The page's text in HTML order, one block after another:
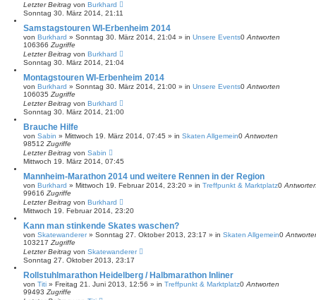
Letzter Beitrag von Burkhard
Sonntag 30. März 2014, 21:11
Samstagstouren WI-Erbenheim 2014
von Burkhard » Sonntag 30. März 2014, 21:04 » in Unsere Events0 Antworten
106366 Zugriffe
Letzter Beitrag von Burkhard
Sonntag 30. März 2014, 21:04
Montagstouren WI-Erbenheim 2014
von Burkhard » Sonntag 30. März 2014, 21:00 » in Unsere Events0 Antworten
106035 Zugriffe
Letzter Beitrag von Burkhard
Sonntag 30. März 2014, 21:00
Brauche Hilfe
von Sabin » Mittwoch 19. März 2014, 07:45 » in Skaten Allgemein0 Antworten
98512 Zugriffe
Letzter Beitrag von Sabin
Mittwoch 19. März 2014, 07:45
Mannheim-Marathon 2014 und weitere Rennen in der Region
von Burkhard » Mittwoch 19. Februar 2014, 23:20 » in Treffpunkt & Marktplatz0
99616 Zugriffe
Letzter Beitrag von Burkhard
Mittwoch 19. Februar 2014, 23:20
Kann man stinkende Skates waschen?
von Skatewanderer» Sonntag 27. Oktober 2013, 23:17 » in Skaten Allgemein0
103217 Zugriffe
Letzter Beitrag von Skatewanderer
Sonntag 27. Oktober 2013, 23:17
Rollstuhlmarathon Heidelberg / Halbmarathon Inliner
von Titi » Freitag 21. Juni 2013, 12:56 » in Treffpunkt & Marktplatz0 Antworten
99493 Zugriffe